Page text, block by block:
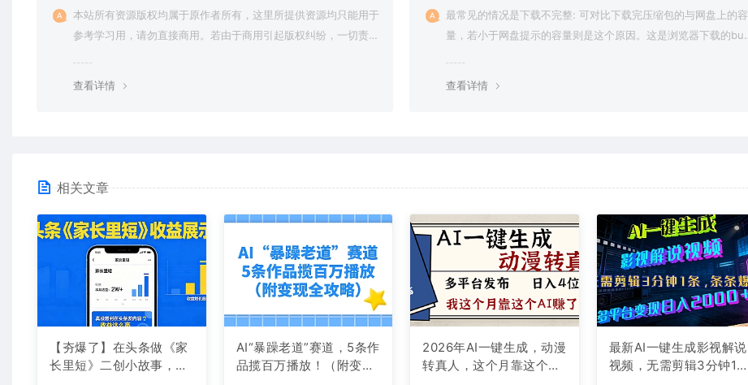
本站所有资源版权均属于原作者所有，这里所提供资源均只能用于
参考学习用，请勿直接商用。若由于商用引起版权纠纷，一切责任
查看详情
最常见的情况是下载不完整: 可对比下载完压缩包的与网盘上的容
量，若小于网盘提示的容量则是这个原因。这是浏览器下载的bu
查看详情
相关文章
【夯爆了】在头条做《家
长里短》二创小故事，这
AI“暴躁老道”赛道，5条作
品揽百万播放！（附变现
2026年AI一键生成，动漫
转真人，这个月靠这个AI
最新AI一键生成影视解说
视频，无需剪辑3分钟1